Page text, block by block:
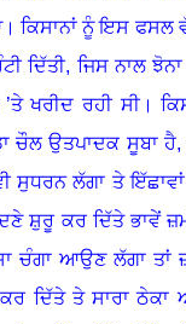
। ਕਿਸਾਨਾਂ ਨੂੰ ਇਸ
ਦਿੱਤੀ, ਜਿਸ ਨਾਲ
ਖਰੀਦ ਰਹੀ ਸੀ।
ਚੌਲ ਉਤਪਾਦਕ ਸੂਬਾ ਹੈ,
ਸੁਧਰਨ ਲੱਗਾ ਤੇ
ਸ਼ੁਰੂ ਕਰ ਦਿੱਤੇ ਭਾਵੇਂ
ਚੰਗਾ ਆਉਣ ਲੱਗਾ ਤਾਂ
ਦਿੱਤੇ ਤੇ ਸਾਰਾ ਠੇਕਾ